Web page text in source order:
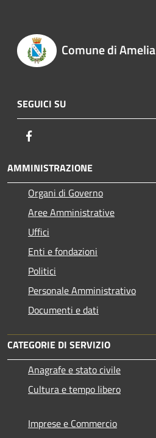
Comune di Amelia
SEGUICI SU
AMMINISTRAZIONE
Organi di Governo
Aree Amministrative
Uffici
Enti e fondazioni
Politici
Personale Amministrativo
Documenti e dati
CATEGORIE DI SERVIZIO
Anagrafe e stato civile
Cultura e tempo libero
Imprese e Commercio